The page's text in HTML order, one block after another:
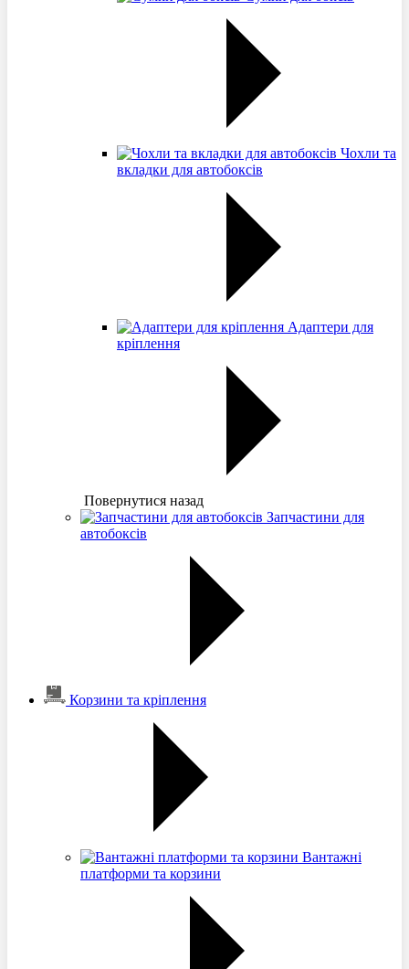
Чохли та
вкладки для автобоксів
Адаптери для
кріплення
Повернутися назад
Запчастини для
автобоксів
Корзини та кріплення
Вантажні
платформи та корзини